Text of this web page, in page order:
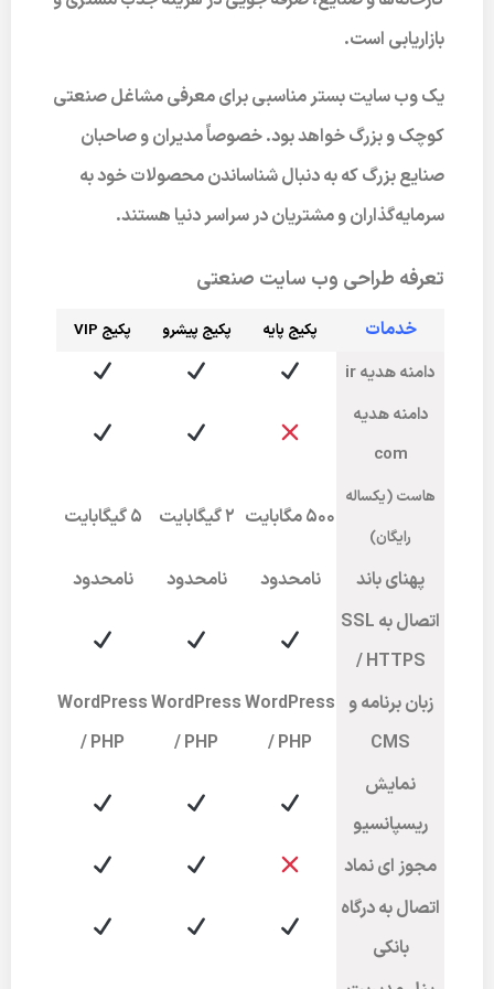
بازاریابی است.
یک وب سایت بستر مناسبی برای معرفی مشاغل صنعتی
کوچک و بزرگ خواهد بود. خصوصاً مدیران و صاحبان
صنایع بزرگ که به دنبال شناساندن محصولات خود به
سرمایه‌گذاران و مشتریان در سراسر دنیا هستند.
تعرفه طراحی وب سایت صنعتی
خدمات پکیج پایه پکیج پیشرو پکیج VIP
دامنه هدیه ir
دامنه هدیه
com
هاست (یکساله
رایگان)
۵۰۰ مگابایت 2 گیگابایت 5 گیگابایت
پهنای باند نامحدود نامحدود
نامحدود
اتصال به SSL
/ HTTPS
زبان برنامه و
CMS
WordPress
/ PHP
WordPress
/ PHP
WordPress
/ PHP
نمایش
ریسپانسیو
مجوز ای نماد
اتصال به درگاه
بانکی